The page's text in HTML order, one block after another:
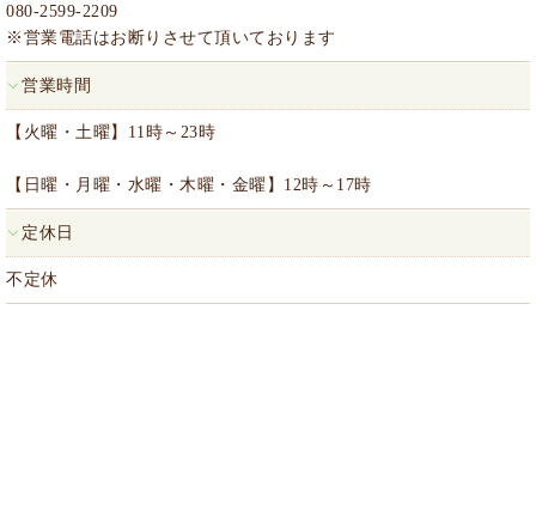
080-2599-2209
※営業電話はお断りさせて頂いております
営業時間
【火曜・土曜】11時～23時
【日曜・月曜・水曜・木曜・金曜】12時～17時
定休日
不定休